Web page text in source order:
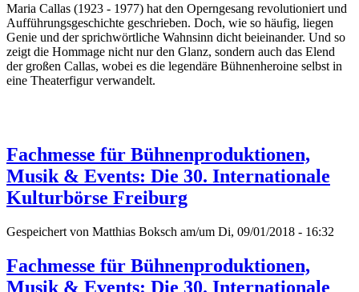
Maria Callas (1923 - 1977) hat den Operngesang revolutioniert und
Aufführungsgeschichte geschrieben. Doch, wie so häufig, liegen
Genie und der sprichwörtliche Wahnsinn dicht beieinander. Und so
zeigt die Hommage nicht nur den Glanz, sondern auch das Elend
der großen Callas, wobei es die legendäre Bühnenheroine selbst in
eine Theaterfigur verwandelt.
Fachmesse für Bühnenproduktionen,
Musik & Events: Die 30. Internationale
Kulturbörse Freiburg
Gespeichert von Matthias Boksch am/um Di, 09/01/2018 - 16:32
Fachmesse für Bühnenproduktionen,
Musik & Events: Die 30. Internationale